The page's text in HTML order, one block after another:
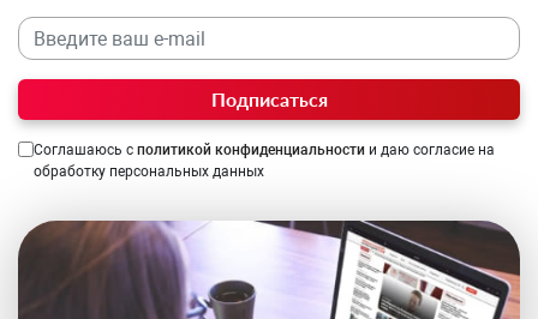
Подписаться
Соглашаюсь с политикой конфиденциальности и даю согласие на
обработку персональных данных